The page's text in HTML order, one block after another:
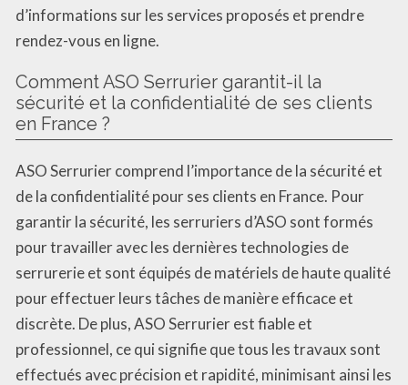
d’informations sur les services proposés et prendre
rendez-vous en ligne.
Comment ASO Serrurier garantit-il la
sécurité et la confidentialité de ses clients
en France ?
ASO Serrurier comprend l’importance de la sécurité et
de la confidentialité pour ses clients en France. Pour
garantir la sécurité, les serruriers d’ASO sont formés
pour travailler avec les dernières technologies de
serrurerie et sont équipés de matériels de haute qualité
pour effectuer leurs tâches de manière efficace et
discrète. De plus, ASO Serrurier est fiable et
professionnel, ce qui signifie que tous les travaux sont
effectués avec précision et rapidité, minimisant ainsi les